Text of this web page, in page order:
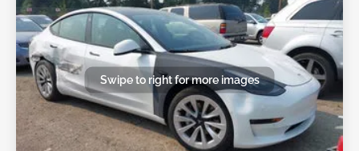
Swipe to right for more images